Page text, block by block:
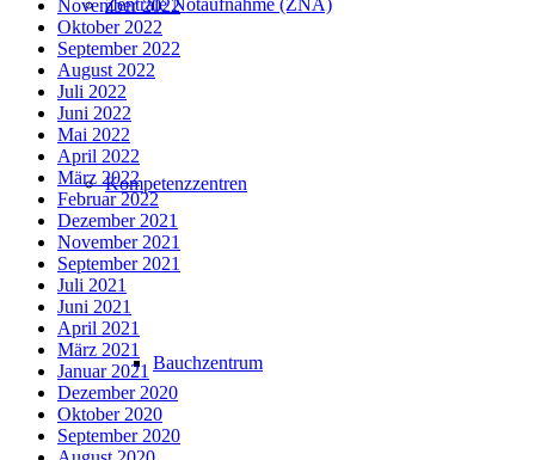
Zentrale Notaufnahme (ZNA)
Kompetenzzentren
Bauchzentrum
November 2022
Oktober 2022
September 2022
August 2022
Juli 2022
Juni 2022
Mai 2022
April 2022
März 2022
Februar 2022
Dezember 2021
November 2021
September 2021
Juli 2021
Juni 2021
April 2021
März 2021
Januar 2021
Dezember 2020
Oktober 2020
September 2020